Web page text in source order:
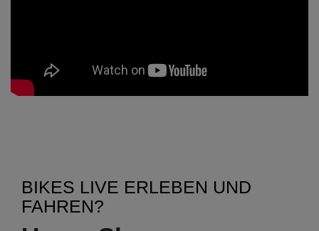
BIKES LIVE ERLEBEN UND
FAHREN?